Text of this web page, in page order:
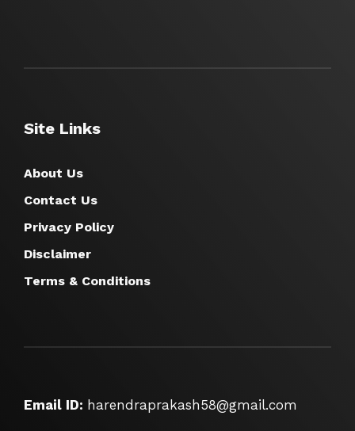
Site Links
About Us
Contact Us
Privacy Policy
Disclaimer
Terms & Conditions
Email ID: harendraprakash58@gmail.com